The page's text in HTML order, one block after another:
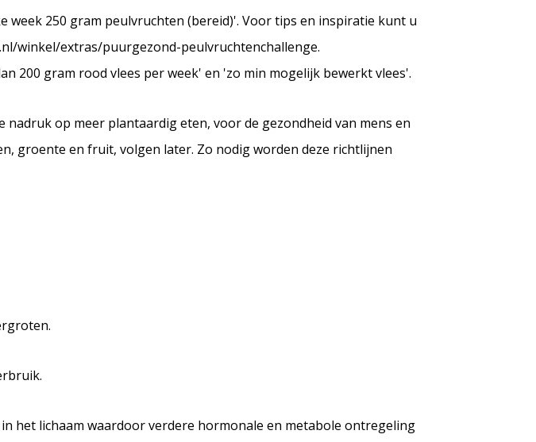
250 gram peulvruchten (bereid)'. Voor tips en inspiratie kunt u
winkel/extras/puurgezond-peulvruchtenchallenge.
200 gram rood vlees per week' en 'zo min mogelijk bewerkt vlees'.
op meer plantaardig eten, voor de gezondheid van mens en
groente en fruit, volgen later. Zo nodig worden deze richtlijnen
het lichaam waardoor verdere hormonale en metabole ontregeling